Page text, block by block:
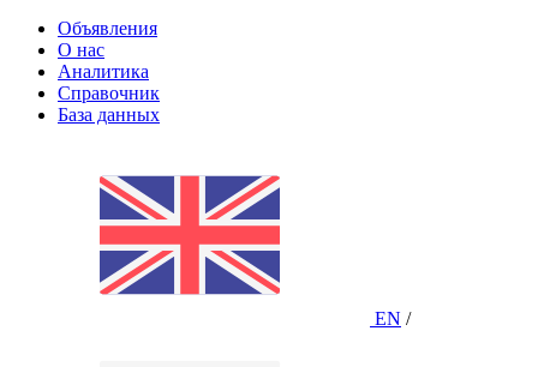
Объявления
О нас
Аналитика
Справочник
База данных
EN /